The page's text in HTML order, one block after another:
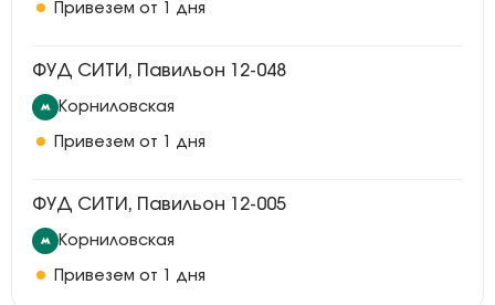
Привезем от 1 дня
ФУД СИТИ, Павильон 12-048
Корниловская
Привезем от 1 дня
ФУД СИТИ, Павильон 12-005
Корниловская
Привезем от 1 дня